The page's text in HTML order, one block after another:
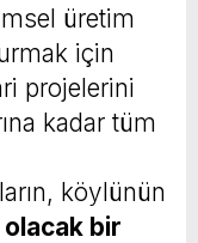
üretim
için
projelerini
kadar tüm
köylünün
bir